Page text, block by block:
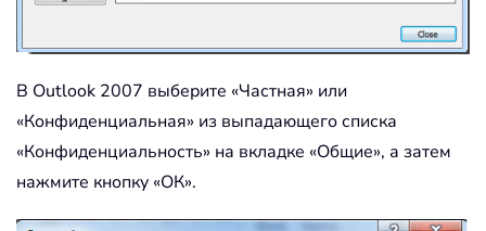
В Outlook 2007 выберите «Частная» или
«Конфиденциальная» из выпадающего списка
«Конфиденциальность» на вкладке «Общие», а затем
нажмите кнопку «ОК».